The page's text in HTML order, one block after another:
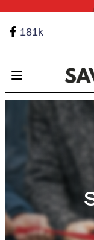
181k
Open main menu